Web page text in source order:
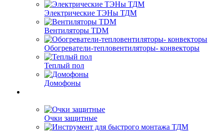
Электрические ТЭНы ТДМ
Вентиляторы TDM
Обогреватели-тепловентиляторы- конвекторы
Теплый пол
Домофоны
Очки защитные